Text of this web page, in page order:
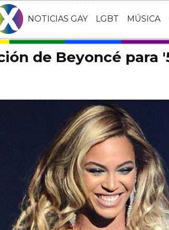
NOTICIAS GAY LGBT MÚSICA
de Beyoncé para